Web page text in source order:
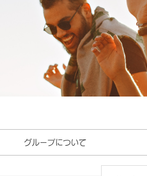
グループについて